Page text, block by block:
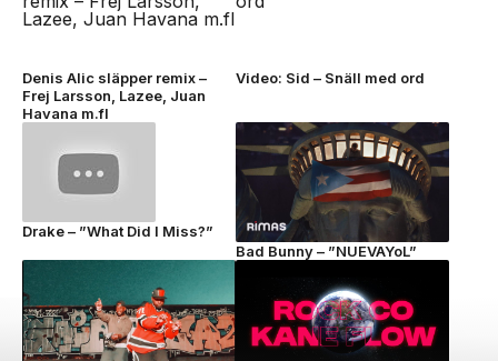
Denis Alic släpper remix –
Frej Larsson, Lazee, Juan
Havana m.fl
Video: Sid – Snäll med ord
Drake – ”What Did I Miss?”
Bad Bunny – ”NUEVAYoL”